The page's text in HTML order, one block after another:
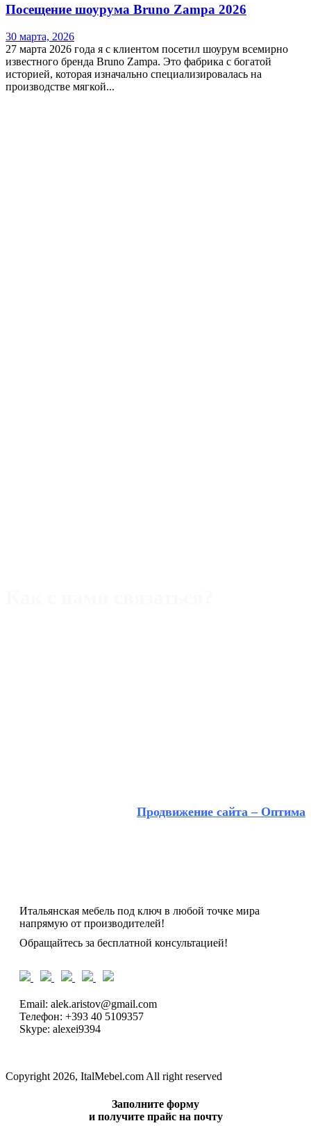
Посещение шоурума Bruno Zampa 2026
30 марта, 2026
27 марта 2026 года я с клиентом посетил шоурум всемирно
известного бренда Bruno Zampa. Это фабрика с богатой
историей, которая изначально специализировалась на
производстве мягкой...
Продвижение сайта – Оптима
Итальянская мебель под ключ в любой точке мира
напрямую от производителей!
Обращайтесь за бесплатной консультацией!
Email: alek.aristov@gmail.com
Телефон: +393 40 5109357
Skype: alexei9394
Copyright 2026, ItalMebel.com All right reserved
Заполните форму
и получите прайс на почту